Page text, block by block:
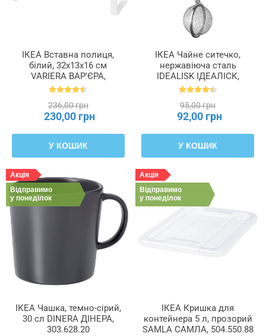
ІКЕА Вставна полиця,
білий, 32x13x16 см
VARIERA ВАР'ЄРА,
801.366.22
236,00 грн
230,00 грн
У КОШИК
ІКЕА Чайне ситечко,
нержавіюча сталь
IDEALISK ІДЕАЛІСК,
469.568.00
95,00 грн
92,00 грн
У КОШИК
Акція
Відправимо
у понеділок
ІКЕА Чашка, темно-сірий,
30 сл DINERA ДІНЕРА,
303.628.20
Акція
Відправимо
у понеділок
ІКЕА Кришка для
контейнера 5 л, прозорий
SAMLA САМЛА, 504.550.88